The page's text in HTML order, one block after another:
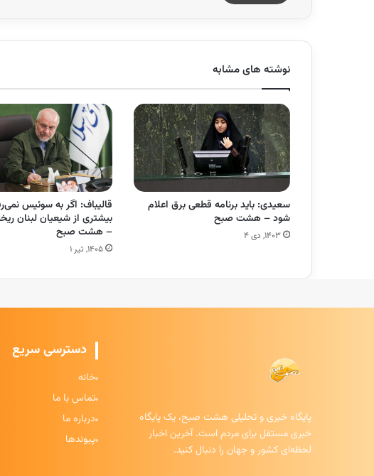
نوشته های مشابه
سعیدی: باید برنامه قطعی برق اعلام
شود – هشت صبح
۱۴۰۳, دی ۴
قالیباف: اگر به سوئیس
بیشتری از شیعیان لبنان
– هشت صبح
۱۴۰۵, تیر ۱
پایگاه خبری و تحلیلی هشت صبح، یک پایگاه
خبری مستقل برای مردم است. آخرین اخبار
لحظه‌ای کشور و جهان را دنبال کنید.
دسترسی سریع
خانه
تماس با ما
درباره ما
پیوندها